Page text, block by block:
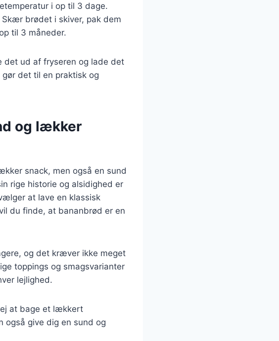
i op til 3 dage.
brødet i skiver, pak dem
til 3 måneder.
det ud af fryseren og lade det
det til en praktisk og
og lækker
snack, men også en sund
rige historie og alsidighed er
at lave en klassisk
du finde, at bananbrød er en
og det kræver ikke meget
toppings og smagsvarianter
lejlighed.
at bage et lækkert
også give dig en sund og